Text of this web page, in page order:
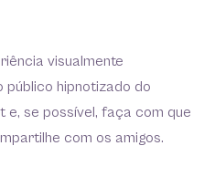
visualmente
público hipnotizado do
e, se possível, faça com que
com os amigos.